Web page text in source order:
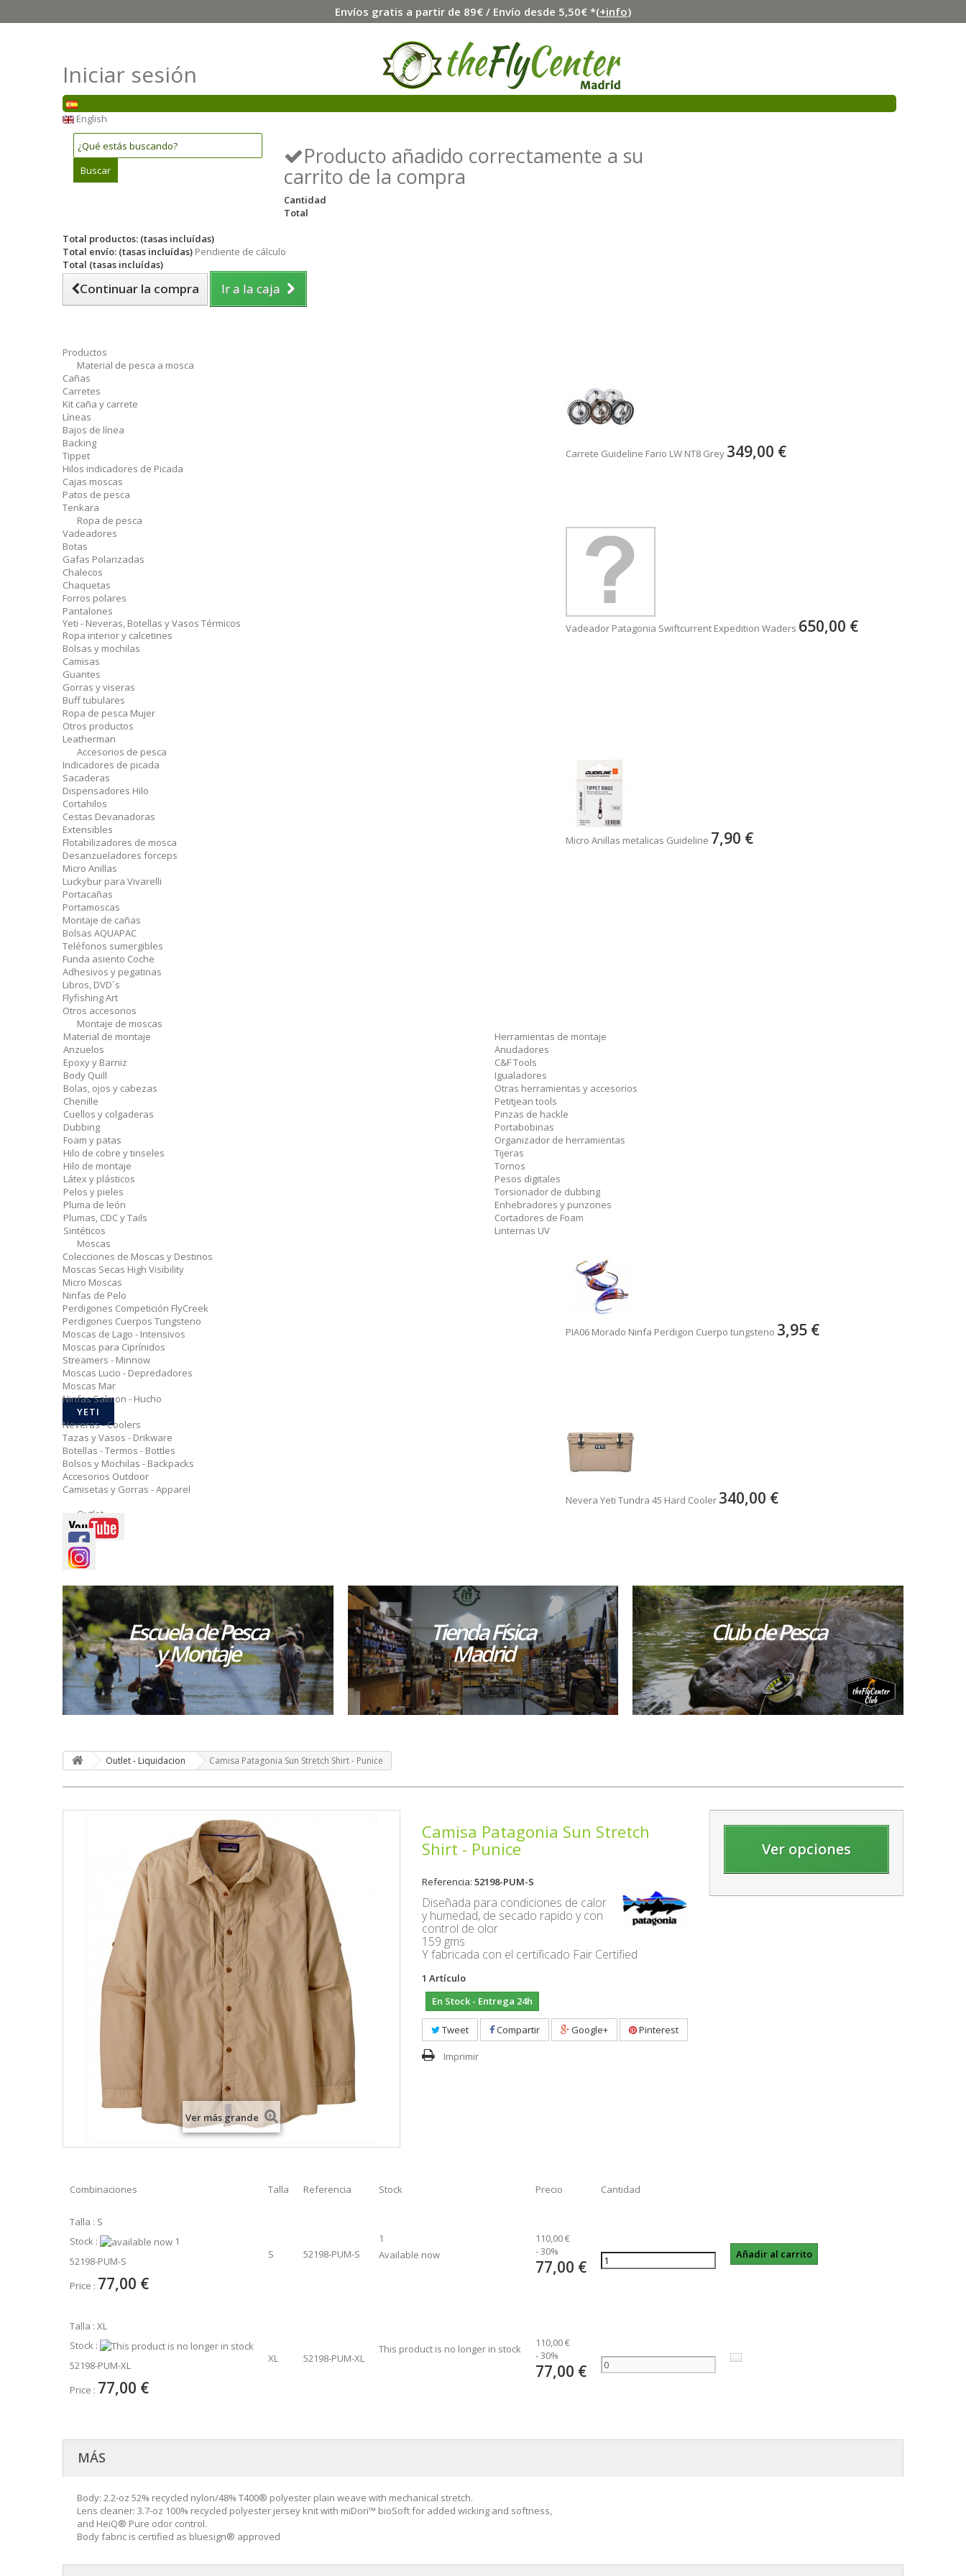
Envíos gratis a partir de 89€ / Envío desde 5,50€ *(+info)
Iniciar sesión
English
Buscar
Producto añadido correctamente a su
carrito de la compra
Cantidad
Total
Total productos: (tasas incluídas)
Total envío: (tasas incluídas) Pendiente de cálculo
Total (tasas incluídas)
Continuar la compra Ir a la caja
Productos
Material de pesca a mosca
Cañas
Carretes
Kit caña y carrete
Líneas
Bajos de línea
Backing
Tippet
Hilos indicadores de Picada
Cajas moscas
Patos de pesca
Tenkara
Carrete Guideline Fario LW NT8 Grey 349,00 €
Ropa de pesca
Vadeadores
Botas
Gafas Polarizadas
Chalecos
Chaquetas
Forros polares
Pantalones
Yeti - Neveras, Botellas y Vasos Térmicos
Ropa interior y calcetines
Bolsas y mochilas
Camisas
Guantes
Gorras y viseras
Buff tubulares
Ropa de pesca Mujer
Otros productos
Leatherman
Vadeador Patagonia Swiftcurrent Expedition Waders 650,00 €
Accesorios de pesca
Indicadores de picada
Sacaderas
Dispensadores Hilo
Cortahilos
Cestas Devanadoras
Extensibles
Flotabilizadores de mosca
Desanzueladores forceps
Micro Anillas
Luckybur para Vivarelli
Portacañas
Portamoscas
Montaje de cañas
Bolsas AQUAPAC
Teléfonos sumergibles
Funda asiento Coche
Adhesivos y pegatinas
Libros, DVD´s
Flyfishing Art
Otros accesorios
Micro Anillas metalicas Guideline 7,90 €
Montaje de moscas
Material de montaje
Anzuelos
Epoxy y Barniz
Body Quill
Bolas, ojos y cabezas
Chenille
Cuellos y colgaderas
Dubbing
Foam y patas
Hilo de cobre y tinseles
Hilo de montaje
Látex y plásticos
Pelos y pieles
Pluma de león
Plumas, CDC y Tails
Sintéticos
Herramientas de montaje
Anudadores
C&F Tools
Igualadores
Otras herramientas y accesorios
Petitjean tools
Pinzas de hackle
Portabobinas
Organizador de herramientas
Tijeras
Tornos
Pesos digitales
Torsionador de dubbing
Enhebradores y punzones
Cortadores de Foam
Linternas UV
Moscas
Colecciones de Moscas y Destinos
Moscas Secas High Visibility
Micro Moscas
Ninfas de Pelo
Perdigones Competición FlyCreek
Perdigones Cuerpos Tungsteno
Moscas de Lago - Intensivos
Moscas para Ciprínidos
Streamers - Minnow
Moscas Lucio - Depredadores
Moscas Mar
Ninfas Salmon - Hucho
PIA06 Morado Ninfa Perdigon Cuerpo tungsteno 3,95 €
YETI
Neveras - Coolers
Tazas y Vasos - Drikware
Botellas - Termos - Bottles
Bolsos y Mochilas - Backpacks
Accesorios Outdoor
Camisetas y Gorras - Apparel
Nevera Yeti Tundra 45 Hard Cooler 340,00 €
Outlet
Escuela de Pesca
y Montaje
Tienda Física
Madrid
Club de Pesca
Outlet - Liquidacion Camisa Patagonia Sun Stretch Shirt - Punice
Ver más grande
Camisa Patagonia Sun Stretch
Shirt - Punice
Referencia: 52198-PUM-S
Diseñada para condiciones de calor
y humedad, de secado rapido y con
control de olor
159 gms
Y fabricada con el certificado Fair Certified
1 Artículo
En Stock - Entrega 24h
Tweet Compartir Google+ Pinterest
Imprimir
Ver opciones
Combinaciones Talla Referencia Stock Precio Cantidad
Talla : S
Stock :
1
52198-PUM-S
Price : 77,00 €
S 52198-PUM-S
1
Available now
110,00 €
- 30%
77,00 €
Talla : XL
Stock :
52198-PUM-XL
Price : 77,00 €
XL 52198-PUM-XL
This product is no longer in stock
110,00 €
- 30%
77,00 €
MÁS
Body: 2.2-oz 52% recycled nylon/48% T400® polyester plain weave with mechanical stretch.
Lens cleaner: 3.7-oz 100% recycled polyester jersey knit with miDori™ bioSoft for added wicking and softness,
and HeiQ® Pure odor control.
Body fabric is certified as bluesign® approved